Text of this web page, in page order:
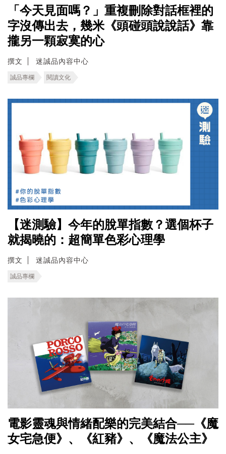
「今天見面嗎？」重複刪除對話框裡的
字沒傳出去，幾米《頭碰頭說說話》靠
攏另一顆寂寞的心
撰文 迷誠品內容中心
誠品專欄 閱讀文化
【迷測驗】今年的脫單指數？選個杯子
就揭曉的：超簡單色彩心理學
撰文 迷誠品內容中心
誠品專欄
電影靈魂與情緒配樂的完美結合──《魔
女宅急便》、《紅豬》、《魔法公主》